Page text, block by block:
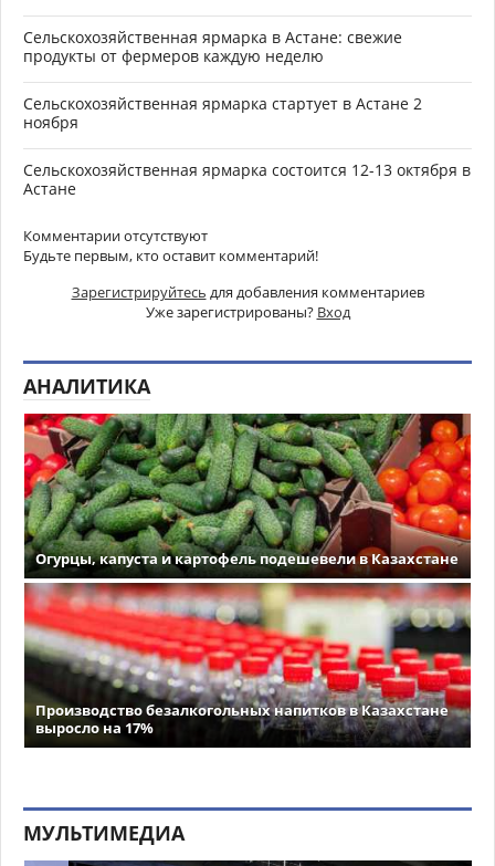
Сельскохозяйственная ярмарка в Астане: свежие
продукты от фермеров каждую неделю
Сельскохозяйственная ярмарка стартует в Астане 2
ноября
Сельскохозяйственная ярмарка состоится 12-13 октября в
Астане
Комментарии отсутствуют
Будьте первым, кто оставит комментарий!
Зарегистрируйтесь для добавления комментариев
Уже зарегистрированы? Вход
АНАЛИТИКА
Огурцы, капуста и картофель подешевели в Казахстане
Производство безалкогольных напитков в Казахстане
выросло на 17%
МУЛЬТИМЕДИА